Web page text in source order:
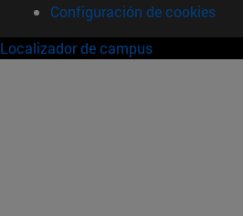
Configuración de cookies
Localizador de campus